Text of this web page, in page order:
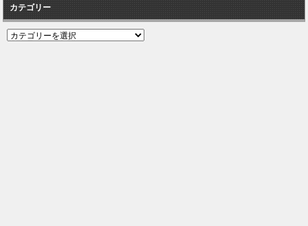
カテゴリー
カ